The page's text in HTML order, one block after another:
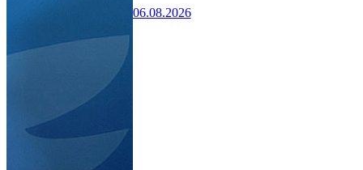
06.08.2026